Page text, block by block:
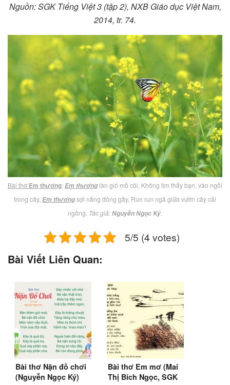
Nguồn: SGK Tiếng Việt 3 (tập 2), NXB Giáo dục Việt Nam,
2014, tr. 74.
Bài thơ Em thương:Em thươnglàn gió mồ côi, Không tìm thấy bạn, vào ngồi
trong cây, Em thươngsợi nắng đông gầy, Run run ngã giữa vườn cây cải
ngồng. Tác giả:Nguyễn Ngọc Ký
5/5 (4 votes)
Bài Viết Liên Quan:
Bài thơ Nặn đồ chơi
(Nguyễn Ngọc Ký)
Bài thơ Em mơ (Mai
Thị Bích Ngọc, SGK